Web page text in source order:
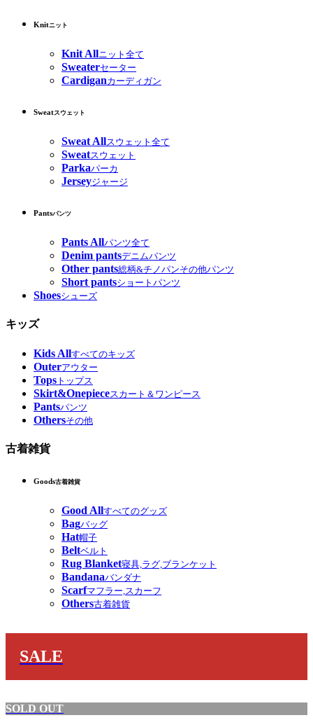
Knitニット
Knit Allニット全て
Sweaterセーター
Cardiganカーディガン
Sweatスウェット
Sweat Allスウェット全て
Sweatスウェット
Parkaパーカ
Jerseyジャージ
Pantsパンツ
Pants Allパンツ全て
Denim pantsデニムパンツ
Other pants総柄&チノパンその他パンツ
Short pantsショートパンツ
Shoesシューズ
キッズ
Kids Allすべてのキッズ
Outerアウター
Tops トップス
Skirt&Onepieceスカート＆ワンピース
Pantsパンツ
Othersその他
古着雑貨
Goods古着雑貨
Good Allすべてのグッズ
Bagバッグ
Hat帽子
Beltベルト
Rug Blanket寝具,ラグ,ブランケット
Bandanaバンダナ
Scarfマフラー,スカーフ
Others古着雑貨
SALE
SOLD OUT